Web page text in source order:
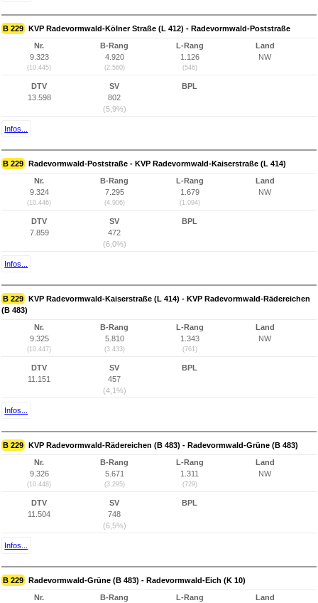
B 229 KVP Radevormwald-Kölner Straße (L 412) - Radevormwald-Poststraße
Nr.
9.323
(10.445)
B-Rang
4.920
(2.560)
L-Rang
1.126
(546)
Land
NW
DTV
13.598
SV
802
(5,9%)
BPL
Infos...
B 229 Radevormwald-Poststraße - KVP Radevormwald-Kaiserstraße (L 414)
Nr.
9.324
(10.446)
B-Rang
7.295
(4.906)
L-Rang
1.679
(1.094)
Land
NW
DTV
7.859
SV
472
(6,0%)
BPL
Infos...
B 229 KVP Radevormwald-Kaiserstraße (L 414) - KVP Radevormwald-Rädereichen
(B 483)
Nr.
9.325
(10.447)
B-Rang
5.810
(3.433)
L-Rang
1.343
(761)
Land
NW
DTV
11.151
SV
457
(4,1%)
BPL
Infos...
B 229 KVP Radevormwald-Rädereichen (B 483) - Radevormwald-Grüne (B 483)
Nr.
9.326
(10.448)
B-Rang
5.671
(3.295)
L-Rang
1.311
(729)
Land
NW
DTV
11.504
SV
748
(6,5%)
BPL
Infos...
B 229 Radevormwald-Grüne (B 483) - Radevormwald-Eich (K 10)
Nr.
B-Rang
L-Rang
Land